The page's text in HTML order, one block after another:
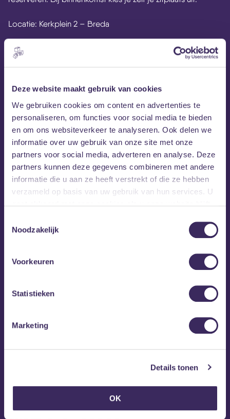
Deze website maakt gebruik van cookies
We gebruiken cookies om content en advertenties te
personaliseren, om functies voor social media te bieden
en om ons websiteverkeer te analyseren. Ook delen we
informatie over uw gebruik van onze site met onze
partners voor social media, adverteren en analyse. Deze
partners kunnen deze gegevens combineren met andere
informatie die u aan ze heeft verstrekt of die ze hebben
verzameld op basis van uw gebruik van hun services. U
Noodzakelijk
Voorkeuren
Statistieken
Marketing
Details tonen
OK
Locatie: Kerkplein 2 – Breda
Eloi Youssef op Instagram